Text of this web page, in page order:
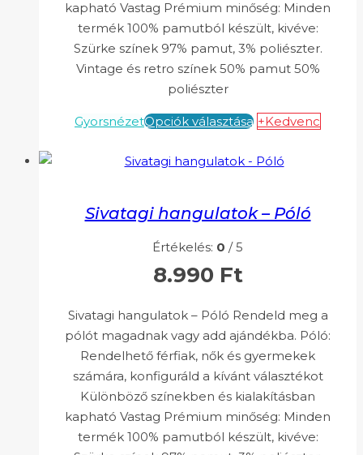
kapható Vastag Prémium minőség: Minden
termék 100% pamutból készült, kivéve:
Szürke színek 97% pamut, 3% poliészter.
Vintage és retro színek 50% pamut 50%
poliészter
GyorsnézetOpciók választása +Kedvenc
Sivatagi hangulatok – Póló
Értékelés: 0 / 5
8.990 Ft
Sivatagi hangulatok – Póló Rendeld meg a
pólót magadnak vagy add ajándékba. Póló:
Rendelhető férfiak, nők és gyermekek
számára, konfiguráld a kívánt választékot
Különböző színekben és kialakításban
kapható Vastag Prémium minőség: Minden
termék 100% pamutból készült, kivéve: